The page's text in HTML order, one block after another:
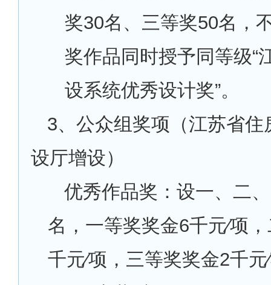
奖30名、三等奖50名，
奖作品同时授予同等级“
设系统优秀设计奖”。
3、公众组奖项（江苏省住
设厅增设）
优秀作品奖：设一、二
名，一等奖奖金6千元∕项
千元∕项，三等奖奖金2千元